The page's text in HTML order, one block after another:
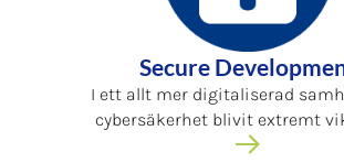
Secure
I ett allt mer digitaliserad
cybersäkerhet blivit extremt